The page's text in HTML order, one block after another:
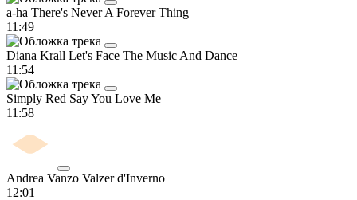
a-ha There's Never A Forever Thing
11:49
Diana Krall Let's Face The Music And Dance
11:54
Simply Red Say You Love Me
11:58
Andrea Vanzo Valzer d'Inverno
12:01